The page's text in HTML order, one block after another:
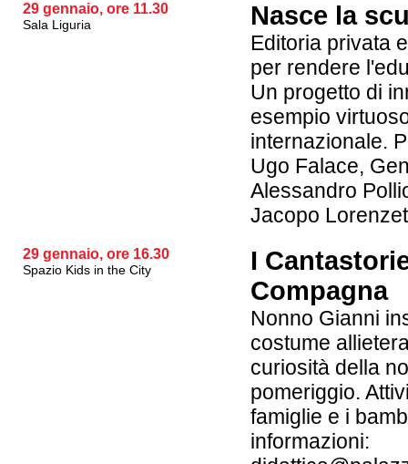
29 gennaio, ore 11.30
Sala Liguria Nasce la
Editoria privata
per rendere
Un progetto di
esempio
internazionale.
Ugo Falace,
Alessandro
Jacopo
29 gennaio, ore 16.30
Spazio Kids in the City
I
Compagna
Nonno Gianni
costume
curiosità della
pomeriggio.
famiglie e i
informazioni: